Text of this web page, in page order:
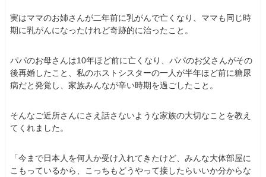
実はママのお姉さんが二年前に乳がんで亡くなり、ママも同じ時
期に乳がんになったけれど奇跡的に治ったこと。
パパのお母さんは10年ほど前に亡くなり、パパのお父さんがその
後再婚したこと、私のホストシスターの一人が半年ほど前に糖尿
病だと発覚し、家族みんなが辛い時期を過ごしたこと。
そんなご近所さんにさえ話さないような家族の大切なことを教え
てくれました。
「今まで日本人を何人か受け入れてきたけど、みんな大体部屋に
こもっているから、こっちもどうやって接したらいいか分からな